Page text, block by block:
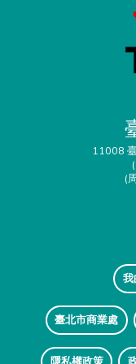
11008
(
我
臺北市商業處